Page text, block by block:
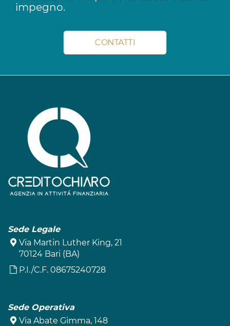
impegno.
CONTATTI
Sede Legale
Via Martin Luther King, 21
70124 Bari (BA)
P.I./C.F. 08675240728
Sede Operativa
Via Abate Gimma, 148